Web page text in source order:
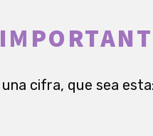
cifra, que sea